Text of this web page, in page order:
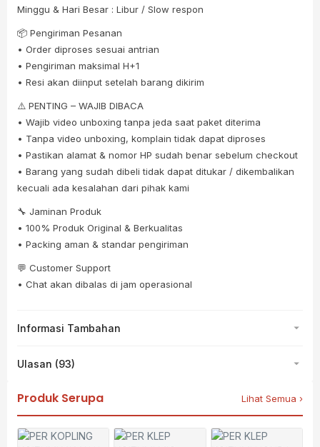
Minggu & Hari Besar : Libur / Slow respon
📦 Pengiriman Pesanan
• Order diproses sesuai antrian
• Pengiriman maksimal H+1
• Resi akan diinput setelah barang dikirim
⚠️ PENTING – WAJIB DIBACA
• Wajib video unboxing tanpa jeda saat paket diterima
• Tanpa video unboxing, komplain tidak dapat diproses
• Pastikan alamat & nomor HP sudah benar sebelum checkout
• Barang yang sudah dibeli tidak dapat ditukar / dikembalikan
kecuali ada kesalahan dari pihak kami
🔧 Jaminan Produk
• 100% Produk Original & Berkualitas
• Packing aman & standar pengiriman
💬 Customer Support
• Chat akan dibalas di jam operasional
Informasi Tambahan
Ulasan (93)
Produk Serupa Lihat Semua ›